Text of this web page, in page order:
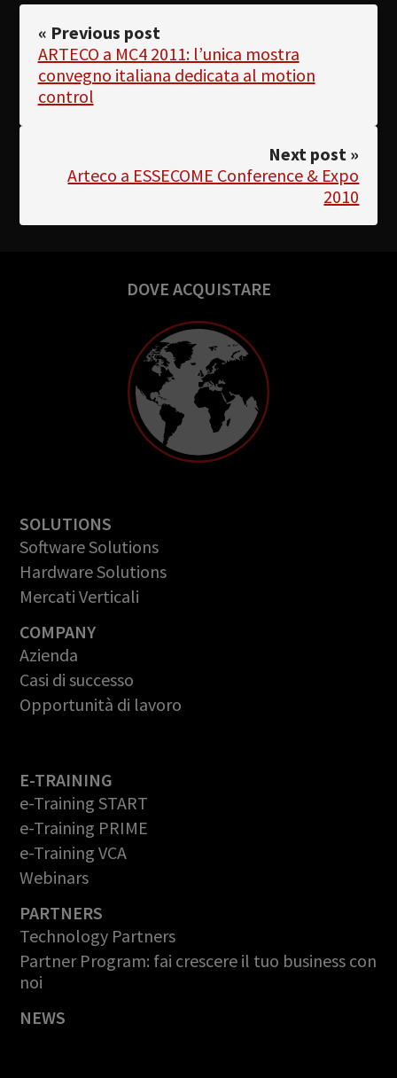
« Previous post
ARTECO a MC4 2011: l’unica mostra
convegno italiana dedicata al motion
control
Next post »
Arteco a ESSECOME Conference & Expo
2010
DOVE ACQUISTARE
SOLUTIONS
Software Solutions
Hardware Solutions
Mercati Verticali
COMPANY
Azienda
Casi di successo
Opportunità di lavoro
E-TRAINING
e-Training START
e-Training PRIME
e-Training VCA
Webinars
PARTNERS
Technology Partners
Partner Program: fai crescere il tuo business con
noi
NEWS